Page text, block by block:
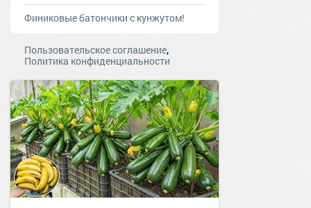
Финиковые батончики с кунжутом!
Пользовательское соглашение,
Политика конфиденциальности